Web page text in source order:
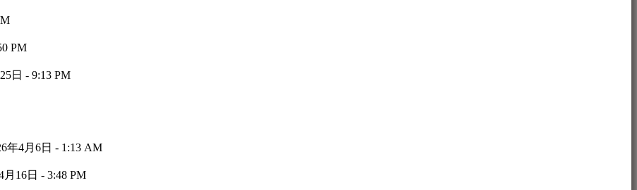
PM
日 - 9:13 PM
年4月6日 - 1:13 AM
月16日 - 3:48 PM